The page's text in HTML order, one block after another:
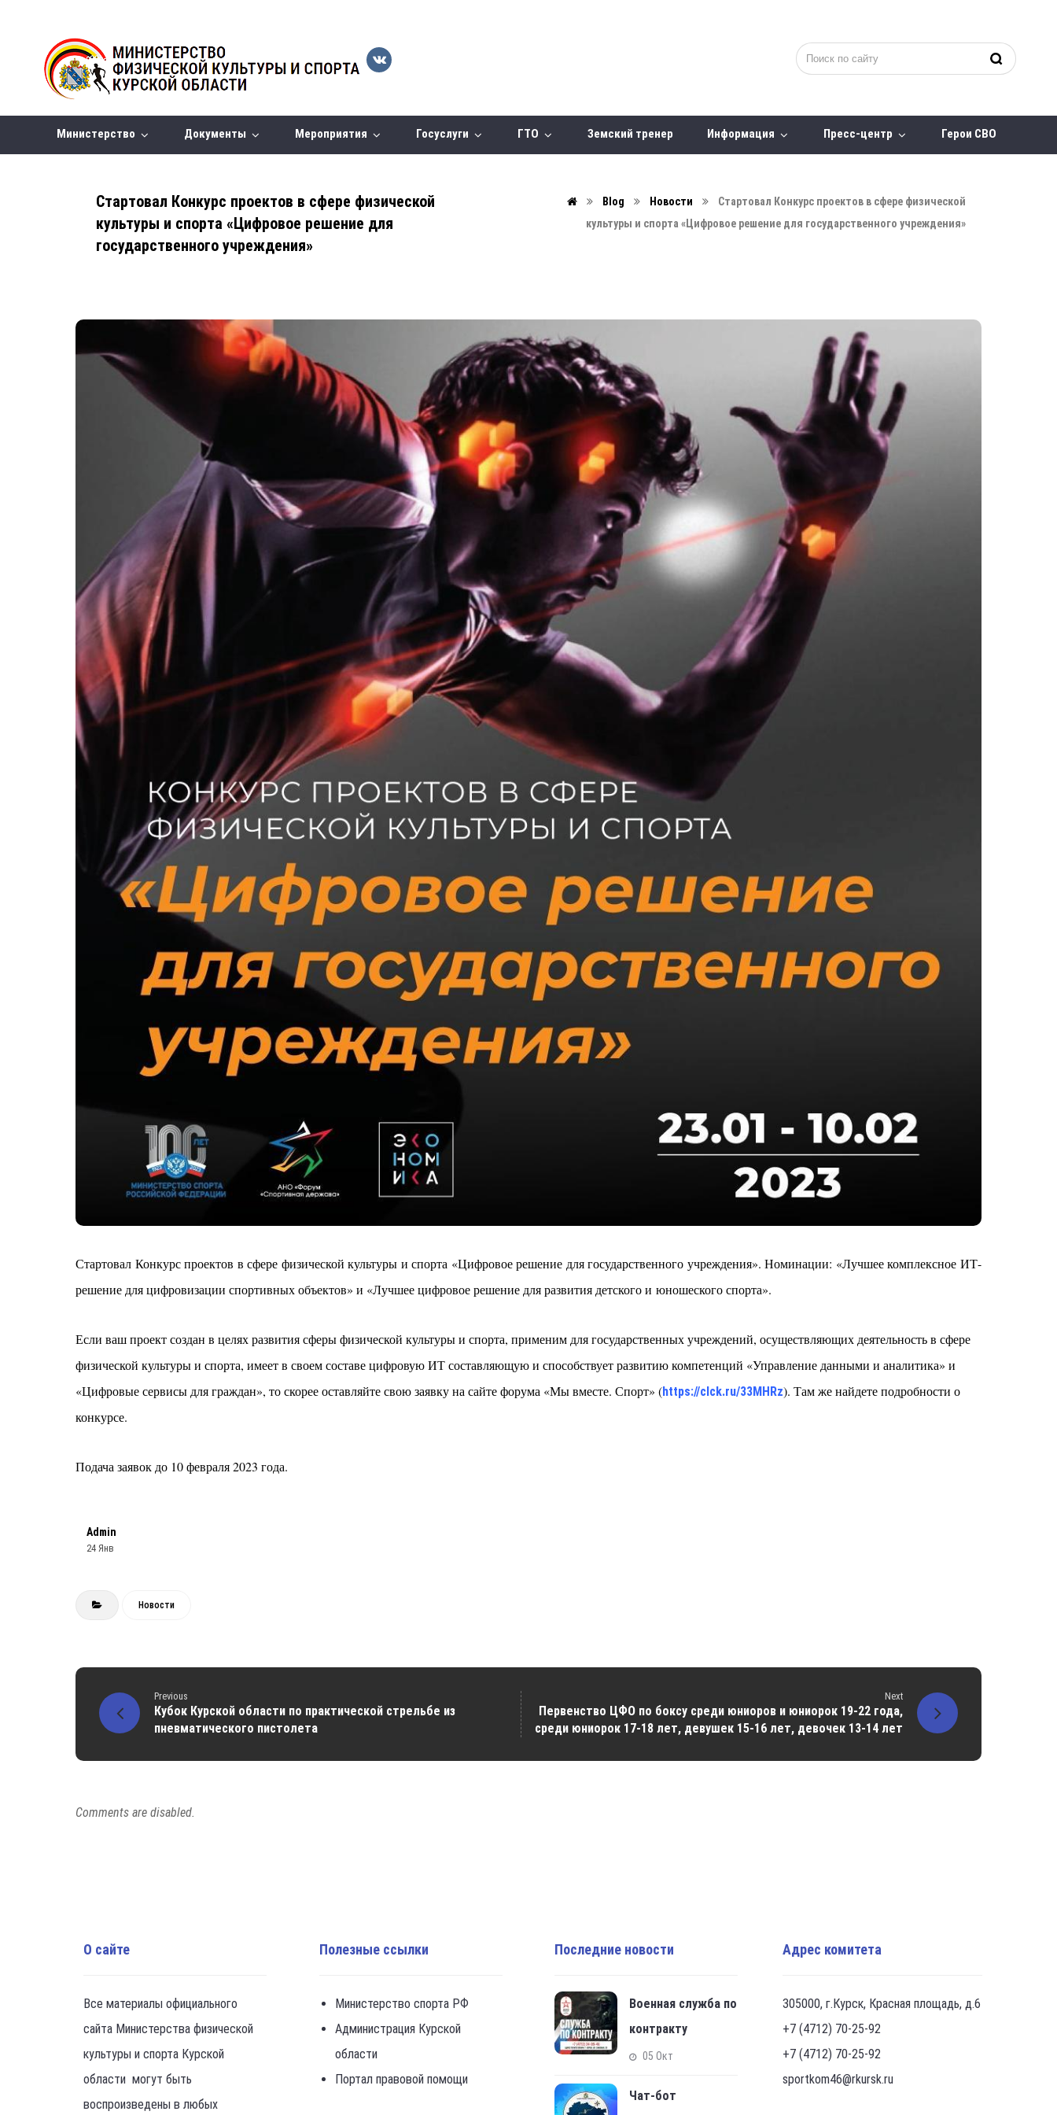
Министерство Документы Мероприятия Госуслуги ГТО Земский тренер Информация Пресс-центр Герои СВО
Стартовал Конкурс проектов в сфере физической
культуры и спорта «Цифровое решение для
государственного учреждения»
Blog Новости
Стартовал Конкурс проектов в сфере физической
культуры и спорта «Цифровое решение для государственного учреждения»
Стартовал Конкурс проектов в сфере физической культуры и спорта «Цифровое решение для государственного учреждения». Номинации: «Лучшее комплексное ИТ-
решение для цифровизации спортивных объектов» и «Лучшее цифровое решение для развития детского и юношеского спорта».
Если ваш проект создан в целях развития сферы физической культуры и спорта, применим для государственных учреждений, осуществляющих деятельность в сфере
физической культуры и спорта, имеет в своем составе цифровую ИТ составляющую и способствует развитию компетенций «Управление данными и аналитика» и
«Цифровые сервисы для граждан», то скорее оставляйте свою заявку на сайте форума «Мы вместе. Спорт» (https://clck.ru/33MHRz). Там же найдете подробности о
конкурсе.
Подача заявок до 10 февраля 2023 года.
Admin
24 Янв
Новости
Previous
Кубок Курской области по практической стрельбе из
пневматического пистолета
Next
Первенство ЦФО по боксу среди юниоров и юниорок 19-22 года,
среди юниорок 17-18 лет, девушек 15-16 лет, девочек 13-14 лет
Comments are disabled.
О сайте
Все материалы официального
сайта Министерства физической
культуры и спорта Курской
области могут быть
воспроизведены в любых
Полезные ссылки
Министерство спорта РФ
Администрация Курской
области
Портал правовой помощи
Последние новости
Военная служба по
контракту
05 Окт
Чат-бот
Адрес комитета
305000, г.Курск, Красная площадь, д.6
+7 (4712) 70-25-92
+7 (4712) 70-25-92
sportkom46@rkursk.ru